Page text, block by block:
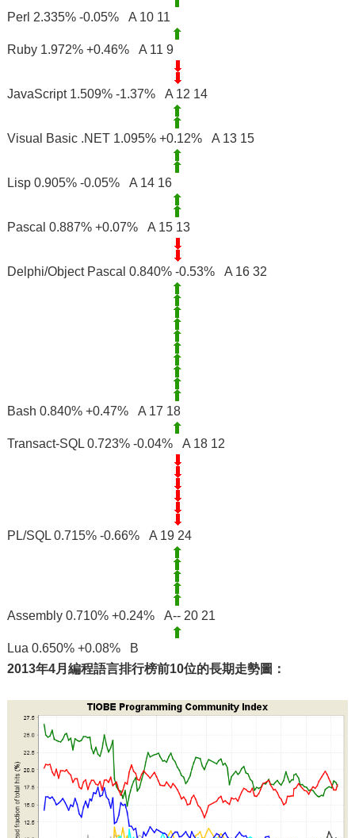
Perl 2.335% -0.05% A 10 11
Ruby 1.972% +0.46% A 11 9
JavaScript 1.509% -1.37% A 12 14
Visual Basic .NET 1.095% +0.12% A 13 15
Lisp 0.905% -0.05% A 14 16
Pascal 0.887% +0.07% A 15 13
Delphi/Object Pascal 0.840% -0.53% A 16 32
Bash 0.840% +0.47% A 17 18
Transact-SQL 0.723% -0.04% A 18 12
PL/SQL 0.715% -0.66% A 19 24
Assembly 0.710% +0.24% A-- 20 21
Lua 0.650% +0.08% B
2013年4月編程語言排行榜前10位的長期走勢圖：